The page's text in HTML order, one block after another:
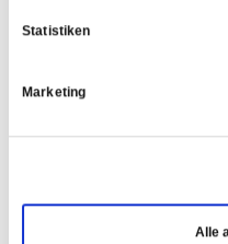
Statistiken
Marketing
Alle